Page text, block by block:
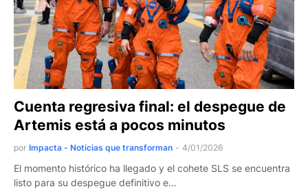
Cuenta regresiva final: el despegue de
Artemis está a pocos minutos
por Impacta - Noticias que transforman - 4/01/2026
El momento histórico ha llegado y el cohete SLS se encuentra
listo para su despegue definitivo e…